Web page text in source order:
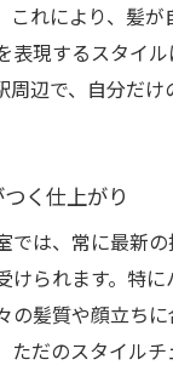
これにより、髪が
表現するスタイ
周辺で、自分だけ
く仕上がり
では、常に最新
けられます。特
の髪質や顔立ち
ただのスタイル